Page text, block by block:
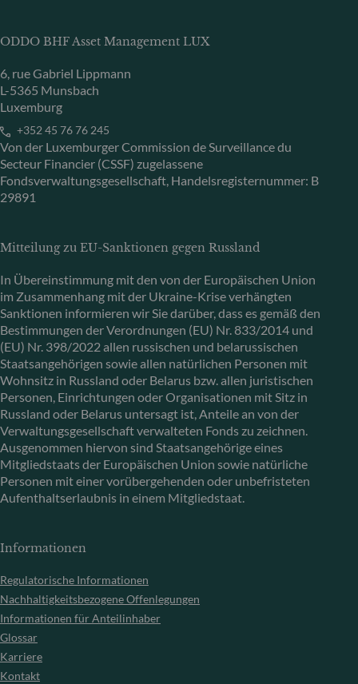
ODDO BHF Asset Management LUX
6, rue Gabriel Lippmann
L-5365 Munsbach
Luxemburg
+352 45 76 76 245
Von der Luxemburger Commission de Surveillance du
Secteur Financier (CSSF) zugelassene
Fondsverwaltungsgesellschaft, Handelsregisternummer: B
29891
Mitteilung zu EU-Sanktionen gegen Russland
In Übereinstimmung mit den von der Europäischen Union
im Zusammenhang mit der Ukraine-Krise verhängten
Sanktionen informieren wir Sie darüber, dass es gemäß den
Bestimmungen der Verordnungen (EU) Nr. 833/2014 und
(EU) Nr. 398/2022 allen russischen und belarussischen
Staatsangehörigen sowie allen natürlichen Personen mit
Wohnsitz in Russland oder Belarus bzw. allen juristischen
Personen, Einrichtungen oder Organisationen mit Sitz in
Russland oder Belarus untersagt ist, Anteile an von der
Verwaltungsgesellschaft verwalteten Fonds zu zeichnen.
Ausgenommen hiervon sind Staatsangehörige eines
Mitgliedstaats der Europäischen Union sowie natürliche
Personen mit einer vorübergehenden oder unbefristeten
Aufenthaltserlaubnis in einem Mitgliedstaat.
Informationen
Regulatorische Informationen
Nachhaltigkeitsbezogene Offenlegungen
Informationen für Anteilinhaber
Glossar
Karriere
Kontakt